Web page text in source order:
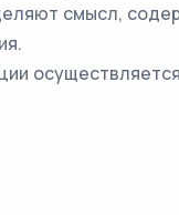
смысл,